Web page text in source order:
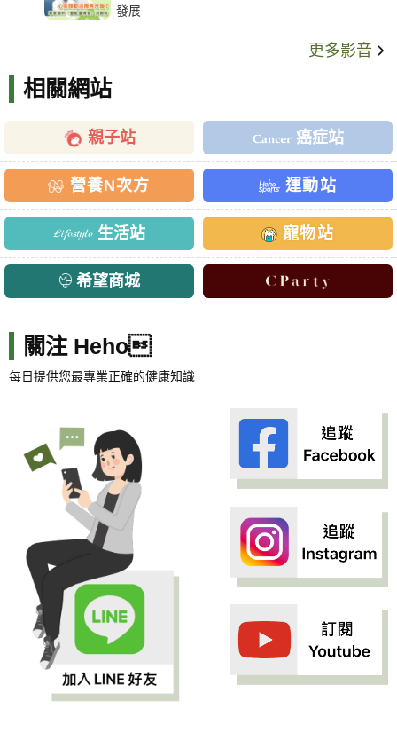
發展
更多影音
相關網站
親子站 癌症站
營養N次方 運動站
生活站 寵物站
希望商城
關注 Heho
每日提供您最專業正確的健康知識